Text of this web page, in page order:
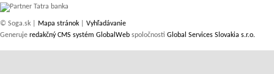
© Soga.sk | Mapa stránok
Vyhľadávanie
Generuje redakčný CMS systém GlobalWeb spoločnosti Global Services Slovakia s.r.o.